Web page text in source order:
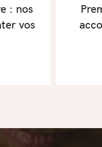
: nos
vos